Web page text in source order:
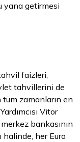
yana getirmesi
faizleri,
tahvillerini de
zamanların en
Vitor
bankasının
halinde, her Euro